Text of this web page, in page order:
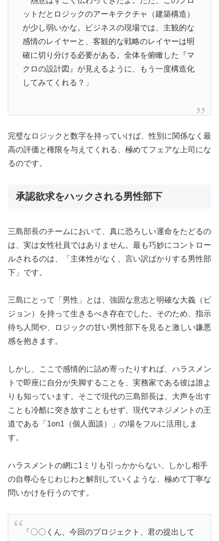
ットだとロジックのアーキテクチャ（建築構造）
が少し弱いかな。ビジネスの現場では、主観的な
感情のレイヤーと、客観的な戦略のレイヤーは明
確に切り分ける必要がある。全体を俯瞰した『マ
クロの設計図』が見えるように、もう一度構造化
してみてくれる？」
完璧なロジックと数字を持っていけば、性別に関係なく最
高の評価と権限を与えてくれる、極めてフェアな上司にな
るのです。
承認欲求をハックされる男性部下
三島部長のチームにおいて、真に恐ろしい運命をたどるの
は、実は女性社員ではありません。最も巧妙にコントロー
ルされるのは、「主体性がなく、言い訳ばかりする男性部
下」です。
三島にとって「男性」とは、強固な意志と明確な大義（ビ
ジョン）を持って生きるべき存在でした。そのため、指示
待ち人間や、ロジックの甘い男性部下を見ると激しい嫌悪
感を抱きます。
しかし、ここで感情的に詰め寄ったりすれば、ハラスメン
トで即座に自分が失脚することを、実務家である彼は誰よ
りも知っています。そこで現代の三島部長は、大声を出す
ことも冷酷に突き放すこともせず、現代マネジメントの王
道である「1on1（個人面談）」の場をフルに活用しま
す。
ハラスメントの網に1ミリも引っかからない、しかし相手
の自尊心をじわじわと解剖していくような、極めて丁寧な
問いかけを行うのです。
「〇〇くん、今回のプロジェクト、君の提出して